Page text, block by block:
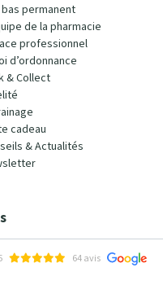
bas permanent
de la pharmacie
professionnel
d’ordonnance
& Collect
cadeau
& Actualités
64 avis